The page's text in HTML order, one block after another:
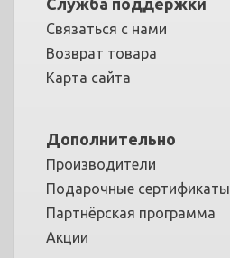
Связаться с нами
Возврат товара
Карта сайта
Дополнительно
Производители
Подарочные сертификаты
Партнёрская программа
Акции